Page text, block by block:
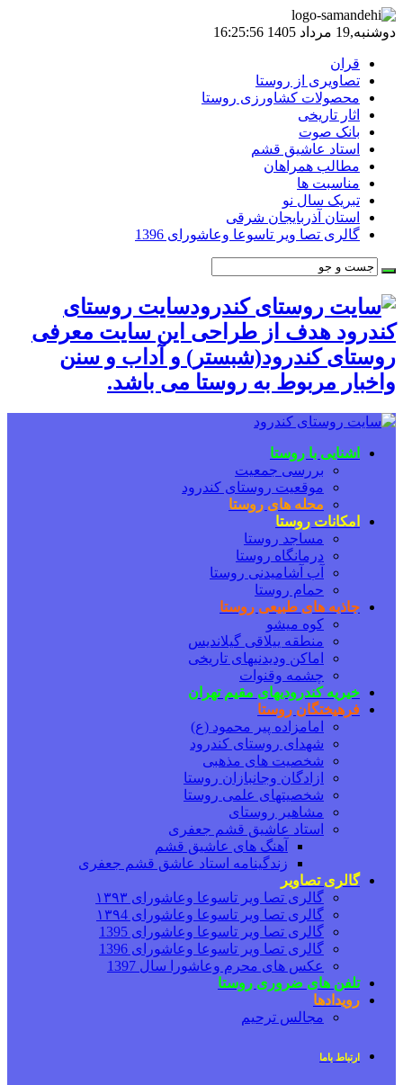
دوشنبه,19 مرداد 1405 16:25:56
قران
تصاویری از روستا
محصولات کشاورزی روستا
اثار تاریخی
بانک صوت
استاد عاشیق قشم
مطالب همراهان
مناسبت ها
تبریک سال نو
استان آذربایجان شرقی
گالری تصا ویر تاسوعا وعاشورای 1396
سایت روستای
کندرود هدف از طراحی این سایت معرفی
روستای کندرود(شبستر) و آداب و سنن
واخبار مربوط به روستا می باشد.
اشنایی با روستا
بررسی جمعیت
موقعیت روستای کندرود
محله های روستا
امکانات روستا
مساجد روستا
درمانگاه روستا
آب آشامیدنی روستا
حمام روستا
جاذبه های طبیعی روستا
کوه میشو
منطقه ییلاقی گیلاندیس
اماکن ودیدنیهای تاریخی
چشمه وقنوات
خیریه کندرودیهای مقیم تهران
فرهیختگان روستا
امامزاده پیر محمود (ع)
شهدای روستای کندرود
شخصیت های مذهبی
ازادگان وجانبازان روستا
شخصیتهای علمی روستا
مشاهیر روستای
استاد عاشیق قشم جعفری
آهنگ های عاشیق قشم
زندگینامه استاد عاشق قشم جعفری
گالری تصاویر
گالری تصا ویر تاسوعا وعاشورای ۱۳۹۳
گالری تصا ویر تاسوعا وعاشورای ۱۳۹4
گالری تصا ویر تاسوعا وعاشورای 1395
گالری تصا ویر تاسوعا وعاشورای 1396
عکس های محرم وعاشورا سال 1397
تلفن های ضروری روستا
رویدادها
مجالس ترحیم
ارتباط باما